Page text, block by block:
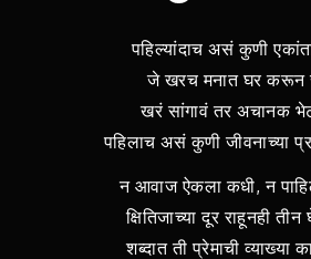
पहिल्यांदाच असं कुणी
जे खरच मनात घर करून
खरं सांगावं तर अचानक
पहिलाच असं कुणी जीवनाच्या
न आवाज ऐकला कधी, न
क्षितिजाच्या दूर राहूनही
शब्दात ती प्रेमाची व्याख्या